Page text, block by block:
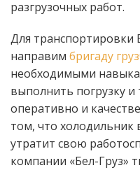
разгрузочных работ.
Для
направим бригаду
необходимыми
выполнить погрузку
оперативно и
том, что холодильник
утратит свою
компании «Бел-Груз»